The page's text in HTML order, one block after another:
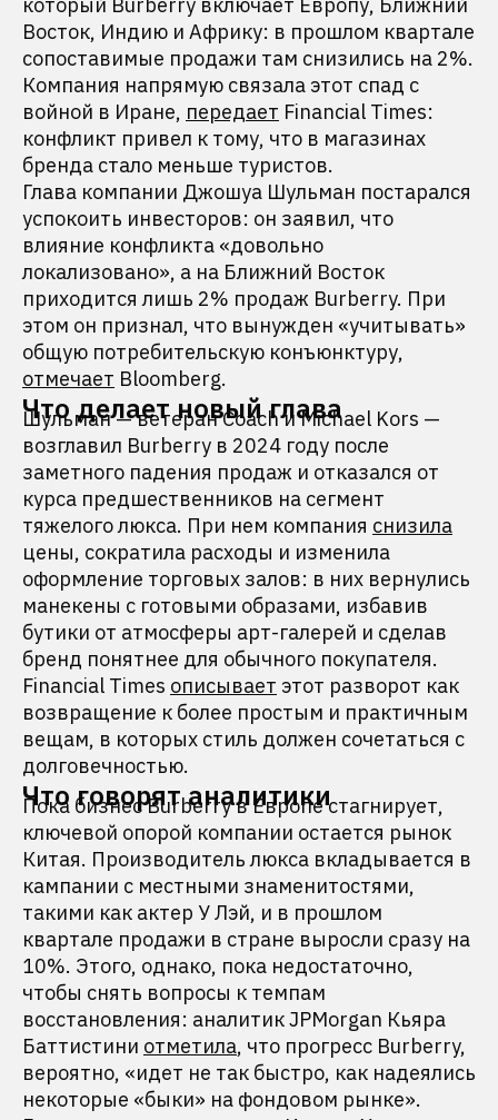
Восток, Индию и Африку: в прошлом квартале
сопоставимые продажи там снизились на 2%.
Компания напрямую связала этот спад с
войной в Иране, передает Financial Times:
конфликт привел к тому, что в магазинах
бренда стало меньше туристов.
Глава компании Джошуа Шульман постарался
успокоить инвесторов: он заявил, что
влияние конфликта «довольно
локализовано», а на Ближний Восток
приходится лишь 2% продаж Burberry. При
этом он признал, что вынужден «учитывать»
общую потребительскую конъюнктуру,
отмечает Bloomberg.
Что делает новый глава
Шульман — ветеран Coach и Michael Kors —
возглавил Burberry в 2024 году после
заметного падения продаж и отказался от
курса предшественников на сегмент
тяжелого люкса. При нем компания снизила
цены, сократила расходы и изменила
оформление торговых залов: в них вернулись
манекены с готовыми образами, избавив
бутики от атмосферы арт-галерей и сделав
бренд понятнее для обычного покупателя.
Financial Times описывает этот разворот как
возвращение к более простым и практичным
вещам, в которых стиль должен сочетаться с
долговечностью.
Что говорят аналитики
Пока бизнес Burberry в Европе стагнирует,
ключевой опорой компании остается рынок
Китая. Производитель люкса вкладывается в
кампании с местными знаменитостями,
такими как актер У Лэй, и в прошлом
квартале продажи в стране выросли сразу на
10%. Этого, однако, пока недостаточно,
чтобы снять вопросы к темпам
восстановления: аналитик JPMorgan Кьяра
Баттистини отметила, что прогресс Burberry,
вероятно, «идет не так быстро, как надеялись
некоторые «быки» на фондовом рынке».